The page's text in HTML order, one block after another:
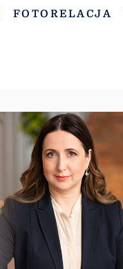
FOTORELACJA